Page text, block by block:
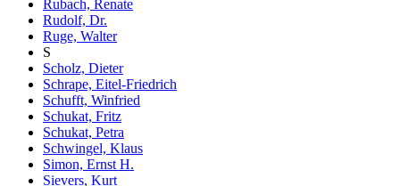
Rubach, Renate
Rudolf, Dr.
Ruge, Walter
S
Scholz, Dieter
Schrape, Eitel-Friedrich
Schufft, Winfried
Schukat, Fritz
Schukat, Petra
Schwingel, Klaus
Simon, Ernst H.
Sievers, Kurt